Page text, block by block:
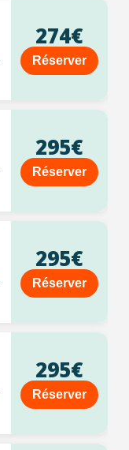
274€
Réserver
295€
Réserver
295€
Réserver
295€
Réserver